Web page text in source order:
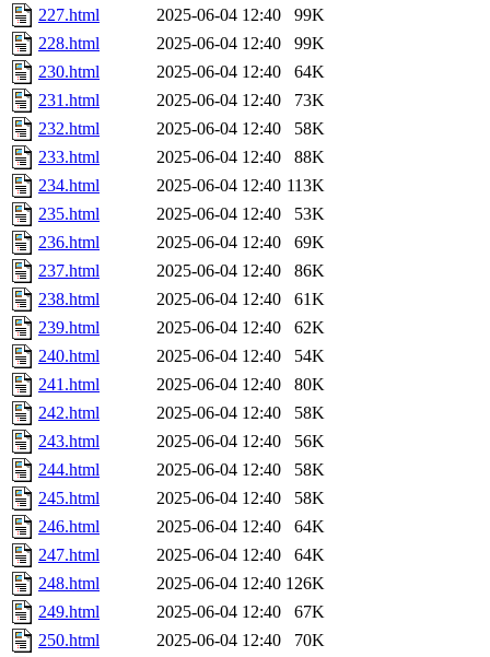
227.html
2025-06-04 12:40
99K
228.html
2025-06-04 12:40
99K
230.html
2025-06-04 12:40
64K
231.html
2025-06-04 12:40
73K
232.html
2025-06-04 12:40
58K
233.html
2025-06-04 12:40
88K
234.html
2025-06-04 12:40 113K
235.html
2025-06-04 12:40
53K
236.html
2025-06-04 12:40
69K
237.html
2025-06-04 12:40
86K
238.html
2025-06-04 12:40
61K
239.html
2025-06-04 12:40
62K
240.html
2025-06-04 12:40
54K
241.html
2025-06-04 12:40
80K
242.html
2025-06-04 12:40
58K
243.html
2025-06-04 12:40
56K
244.html
2025-06-04 12:40
58K
245.html
2025-06-04 12:40
58K
246.html
2025-06-04 12:40
64K
247.html
2025-06-04 12:40
64K
248.html
2025-06-04 12:40 126K
249.html
2025-06-04 12:40
67K
250.html
2025-06-04 12:40
70K